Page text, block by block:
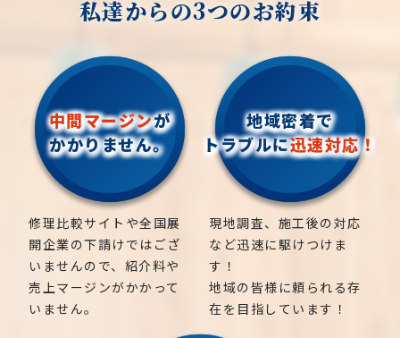
私達からの3つのお約束
中間マージンが
かかりません。
修理比較サイトや全国展
開企業の下請けではござ
いませんので、紹介料や
売上マージンがかかって
いません。
地域密着で
トラブルに迅速対応！
現地調査、施工後の対応
など迅速に駆けつけま
す！
地域の皆様に頼られる存
在を目指しています！